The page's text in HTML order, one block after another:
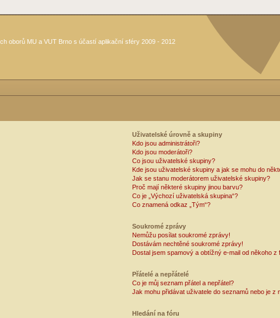
oborů MU a VUT Brno s účastí aplikační sféry 2009 - 2012
Uživatelské úrovně a skupiny
Kdo jsou administrátoři?
Kdo jsou moderátoři?
Co jsou uživatelské skupiny?
Kde jsou uživatelské skupiny a jak se mohu do
Jak se stanu moderátorem uživatelské skupiny?
Proč mají některé skupiny jinou barvu?
Co je „Výchozí uživatelská skupina“?
Co znamená odkaz „Tým“?
Soukromé zprávy
Nemůžu posílat soukromé zprávy!
Dostávám nechtěné soukromé zprávy!
Dostal jsem spamový a obtížný e-mail od někoho z
Přátelé a nepřátelé
Co je můj seznam přátel a nepřátel?
Jak mohu přidávat uživatele do seznamů nebo je z
Hledání na fóru